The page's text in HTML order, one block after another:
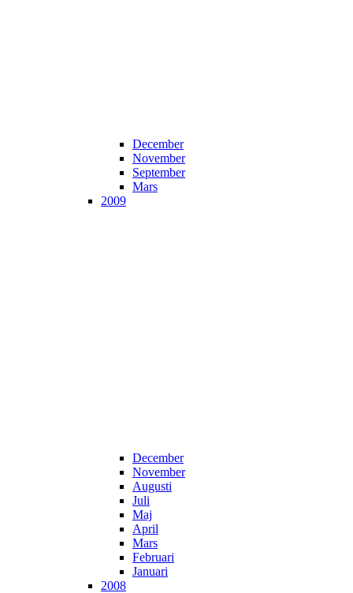
December
November
September
Mars
2009
December
November
Augusti
Juli
Maj
April
Mars
Februari
Januari
2008